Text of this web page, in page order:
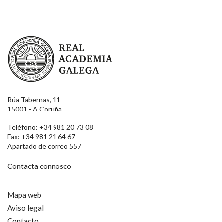
Real Academia Galega
Rúa Tabernas, 11
15001 - A Coruña
Teléfono: +34 981 20 73 08
Fax: +34 981 21 64 67
Apartado de correo 557
Contacta connosco
Mapa web
Aviso legal